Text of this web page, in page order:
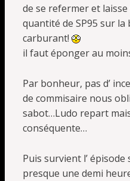
de se refermer et
quantité de SP95 sur
carburant!
il faut éponger au
Par bonheur, pas d’
de commisaire nous
sabot…Ludo repart
conséquente…
Puis survient l’
presque une demi